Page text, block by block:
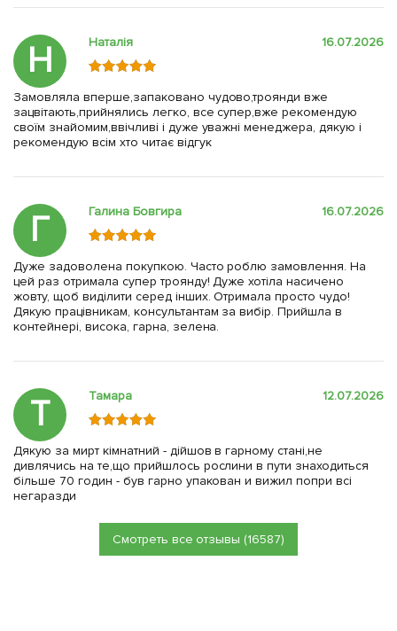
Н Наталія 16.07.2026
Замовляла вперше,запаковано чудово,троянди вже
зацвітають,прийнялись легко, все супер,вже рекомендую
своїм знайомим,ввічливі і дуже уважні менеджера, дякую і
рекомендую всім хто читає відгук
Г Галина Бовгира 16.07.2026
Дуже задоволена покупкою. Часто роблю замовлення. На
цей раз отримала супер троянду! Дуже хотіла насичено
жовту, щоб виділити серед інших. Отримала просто чудо!
Дякую працівникам, консультантам за вибір. Прийшла в
контейнері, висока, гарна, зелена.
Т Тамара 12.07.2026
Дякую за мирт кімнатний - дійшов в гарному стані,не
дивлячись на те,що прийшлось рослини в пути знаходиться
більше 70 годин - був гарно упакован и вижил попри всі
негаразди
Смотреть все отзывы (16587)